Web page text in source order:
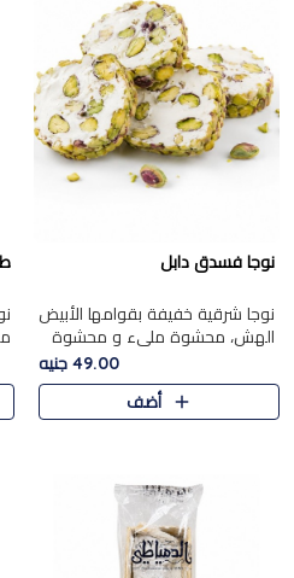
نوجا فسدق دابل
نوجا شرقية خفيفة بقوامها الأبيض
الهش، محشوة مليء و محشوة
بـكمية وفيرة من الفستق الفاخر
لتمنحك نكهة مكسرات غنية
وقرمشة مميزة في كل قطعة و
49.00 جنيه
أضف